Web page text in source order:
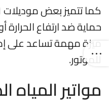
حماية ضد ارتفاع
ميزة مهمة تساعد على
للموتور.
مواتير المياه